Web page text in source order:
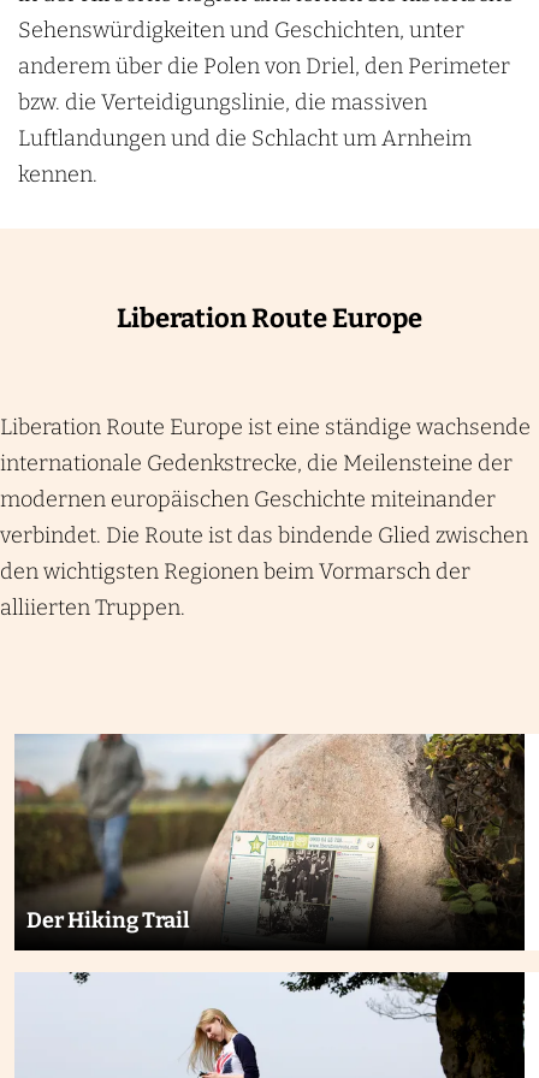
Sehenswürdigkeiten und Geschichten, unter
anderem über die Polen von Driel, den Perimeter
bzw. die Verteidigungslinie, die massiven
Luftlandungen und die Schlacht um Arnheim
kennen.
Liberation Route Europe
Liberation Route Europe ist eine ständige wachsende
internationale Gedenkstrecke, die Meilensteine der
modernen europäischen Geschichte miteinander
verbindet. Die Route ist das bindende Glied zwischen
den wichtigsten Regionen beim Vormarsch der
alliierten Truppen.
Der Hiking Trail
Der Hiking Trail der Liberation Route Europe
folgt den Spuren der alliierten Truppen während
der letzten Phase des Zweiten Weltkriegs. Der